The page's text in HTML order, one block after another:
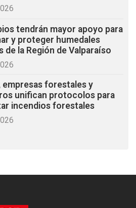
tendrán mayor apoyo para
y proteger humedales
de la Región de Valparaíso
empresas forestales y
unifican protocolos para
incendios forestales